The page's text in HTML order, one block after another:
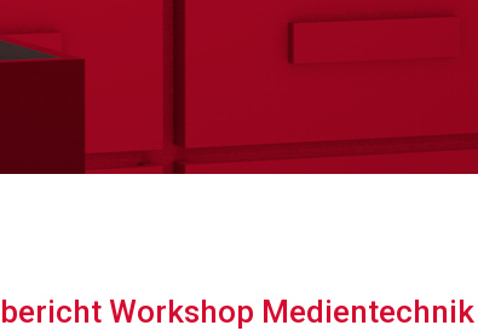
Workshop Medientechnik